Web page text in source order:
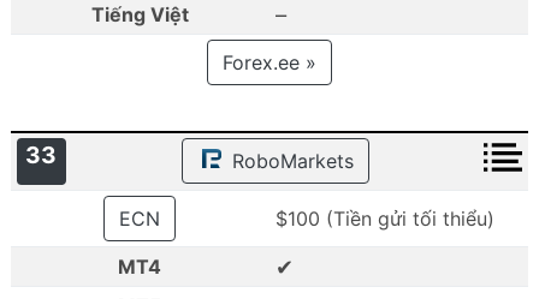
Tiếng Việt –
Forex.ee »
33 RoboMarkets
ECN
$100 (Tiền gửi tối thiểu)
MT4
✔